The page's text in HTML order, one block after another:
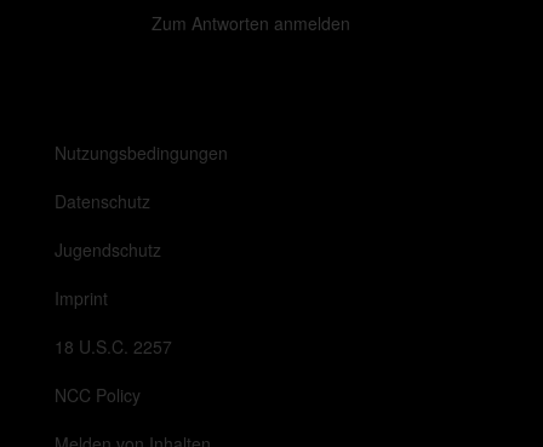
Zum Antworten anmelden
Nutzungsbedingungen
Datenschutz
Jugendschutz
Imprint
18 U.S.C. 2257
NCC Policy